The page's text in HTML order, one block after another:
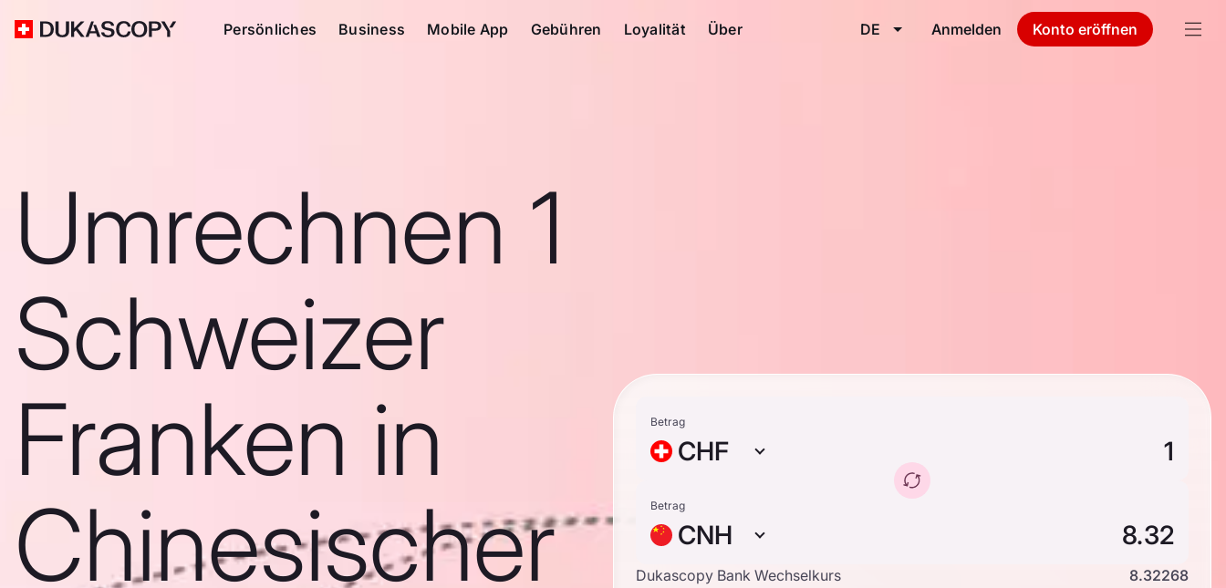
Persönliches Business Mobile App Gebühren Loyalität Über DE Anmelden Konto eröffnen
Umrechnen 1
Schweizer
Franken in
Chinesischer
Betrag
CHF
Betrag
CNH
Dukascopy Bank Wechselkurs
8.32268